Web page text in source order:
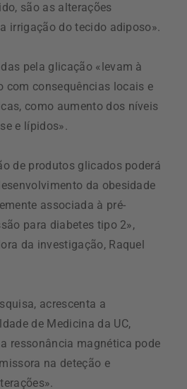
são as alterações
irrigação do tecido adiposo».
pela glicação «levam à
com consequências locais e
como aumento dos níveis
e lípidos».
de produtos glicados poderá
da obesidade
associada à pré-
para diabetes tipo 2»,
da investigação, Raquel
acrescenta a
de Medicina da UC,
ressonância magnética pode
na deteção e